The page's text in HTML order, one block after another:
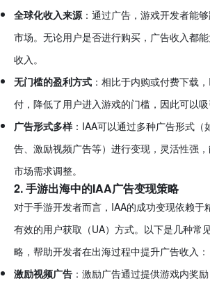
全球化收入来源：通过广告，游戏开发者能
市场。无论用户是否进行购买，广告收入都
收入。
无门槛的盈利方式 ：相比于内购或付费下载
付，降低了用户进入游戏的门槛，因此可以吸
广告形式多样：IAA可以通过多种广告形式（
告、激励视频广告等）进行变现，灵活性强
市场需求调整。
2. 手游出海中的IAA广告变现策略
对于手游开发者而言，IAA的成功变现依赖于
有效的用户获取（UA）方式。以下是几种常
略，帮助开发者在出海过程中提升广告收入：
激励视频广告 ：激励广告通过提供游戏内奖